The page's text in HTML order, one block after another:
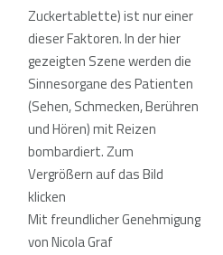
Zuckertablette) ist nur einer
dieser Faktoren. In der hier
gezeigten Szene werden die
Sinnesorgane des Patienten
(Sehen, Schmecken, Berühren
und Hören) mit Reizen
bombardiert. Zum
Vergrößern auf das Bild
klicken
Mit freundlicher Genehmigung
von Nicola Graf